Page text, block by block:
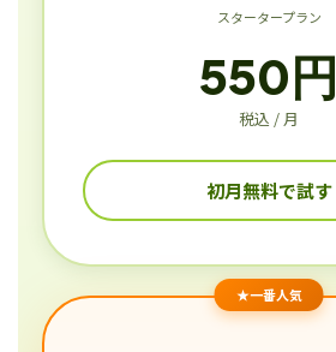
スタータープラン
550円
税込 / 月
初月無料で試す
★一番人気